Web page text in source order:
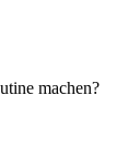
machen?